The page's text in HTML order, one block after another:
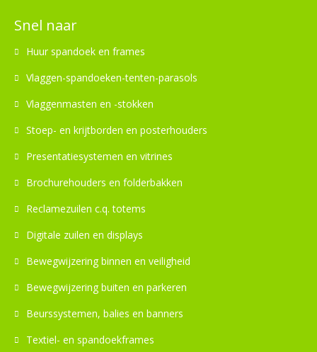
Snel naar
Huur spandoek en frames
Vlaggen-spandoeken-tenten-parasols
Vlaggenmasten en -stokken
Stoep- en krijtborden en posterhouders
Presentatiesystemen en vitrines
Brochurehouders en folderbakken
Reclamezuilen c.q. totems
Digitale zuilen en displays
Bewegwijzering binnen en veiligheid
Bewegwijzering buiten en parkeren
Beurssystemen, balies en banners
Textiel- en spandoekframes